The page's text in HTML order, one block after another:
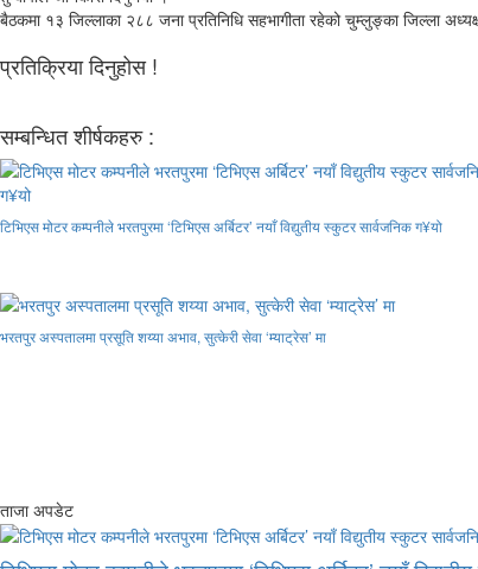
बैठकमा १३ जिल्लाका २८८ जना प्रतिनिधि सहभागीता रहेको चुम्लुङ्का जिल्ला
प्रतिक्रिया दिनुहोस !
सम्बन्धित शीर्षकहरु :
टिभिएस मोटर कम्पनीले भरतपुरमा ‘टिभिएस अर्बिटर’ नयाँ विद्युतीय स्कुटर सार्वजनिक ग¥यो
भरतपुर अस्पतालमा प्रसूति शय्या अभाव, सुत्केरी सेवा ‘म्याट्रेस’ मा
ताजा अपडेट